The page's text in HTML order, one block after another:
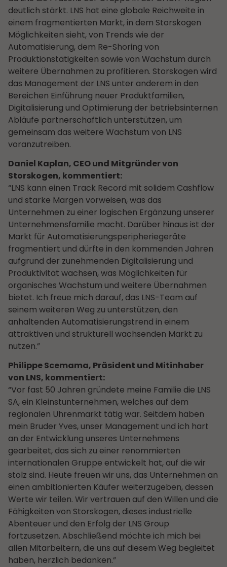
deutlich stärkt. LNS hat eine globale Reichweite in
einem fragmentierten Markt, in dem Storskogen
Möglichkeiten sieht, von Trends wie der
Automatisierung, dem Re-Shoring von
Produktionstätigkeiten sowie von Wachstum durch
weitere Übernahmen zu profitieren. Storskogen wird
das Management der LNS unter anderem in den
Bereichen Einführung neuer Produktfamilien,
Digitalisierung und Optimierung der betriebsinternen
Abläufe partnerschaftlich unterstützen, um
gemeinsam das weitere Wachstum von LNS
voranzutreiben.
Daniel Kaplan, CEO und Mitgründer von
Storskogen, kommentiert:
“LNS kann einen Track Record mit solidem Cashflow
und starke Margen vorweisen, was das
Unternehmen zu einer logischen Ergänzung unserer
Unternehmensfamilie macht. Darüber hinaus ist der
Markt für Automatisierungsperipheriegeräte
fragmentiert und dürfte in den kommenden Jahren
aufgrund der zunehmenden Digitalisierung und
Produktivität wachsen, was Möglichkeiten für
organisches Wachstum und weitere Übernahmen
bietet. Ich freue mich darauf, das LNS-Team auf
seinem weiteren Weg zu unterstützen, den
anhaltenden Automatisierungstrend in einem
attraktiven und strukturell wachsenden Markt zu
nutzen.”
Philippe Scemama, Präsident und Mitinhaber
von LNS, kommentiert:
“Vor fast 50 Jahren gründete meine Familie die LNS
SA, ein Kleinstunternehmen, welches auf dem
regionalen Uhrenmarkt tätig war. Seitdem haben
mein Bruder Yves, unser Management und ich hart
an der Entwicklung unseres Unternehmens
gearbeitet, das sich zu einer renommierten
internationalen Gruppe entwickelt hat, auf die wir
stolz sind. Heute freuen wir uns, das Unternehmen an
einen ambitionierten Käufer weiterzugeben, dessen
Werte wir teilen. Wir vertrauen auf den Willen und die
Fähigkeiten von Storskogen, dieses industrielle
Abenteuer und den Erfolg der LNS Group
fortzusetzen. Abschließend möchte ich mich bei
allen Mitarbeitern, die uns auf diesem Weg begleitet
haben, herzlich bedanken.”